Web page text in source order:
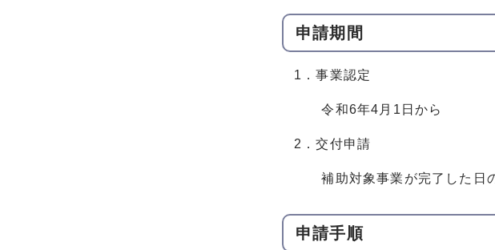
申請期間
1．事業認定
令和6年4月1日から
2．交付申請
補助対象事業が完了した日の
申請手順